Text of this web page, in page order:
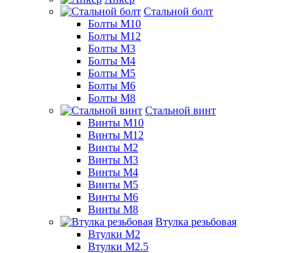
Стальной болт
Болты М10
Болты М12
Болты М3
Болты М4
Болты М5
Болты М6
Болты М8
Стальной винт
Винты М10
Винты М12
Винты М2
Винты М3
Винты М4
Винты М5
Винты М6
Винты М8
Втулка резьбовая
Втулки М2
Втулки М2.5